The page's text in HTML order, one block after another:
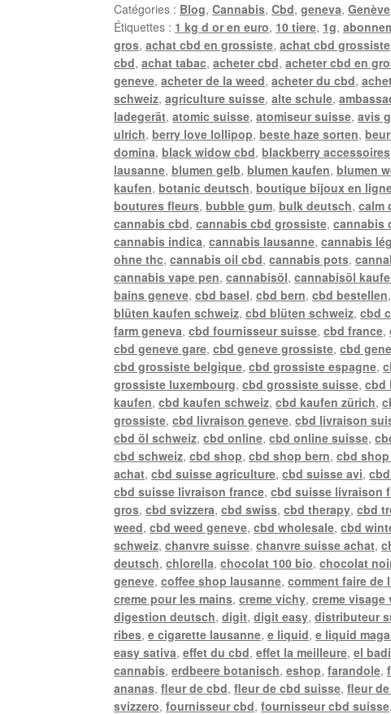
Catégories : Blog,Cannabis,Cbd,geneva,Genève
Étiquettes : 1 kg d or en euro, 10 tiere, 1g,
gros,achat cbd en grossiste,achat cbd grossiste
cbd,achat tabac,acheter cbd,acheter cbd en
geneve,acheter de la weed,acheter du cbd,
schweiz,agriculture suisse,alte schule,
ladegerät,atomic suisse,atomiseur suisse,avis
ulrich,berry love lollipop,beste haze sorten,
domina,black widow cbd,blackberry accessoires
lausanne,blumen gelb,blumen kaufen,blumen
kaufen,botanic deutsch,boutique bijoux en
boutures fleurs,bubble gum,bulk deutsch,calm
cannabis cbd,cannabis cbd grossiste,cannabis
cannabis indica,cannabis lausanne,cannabis
ohne thc,cannabis oil cbd,cannabis pots,
cannabis vape pen,cannabisöl,cannabisöl
bains geneve,cbd basel,cbd bern,cbd bestellen
blüten kaufen schweiz,cbd blüten schweiz,cbd
farm geneva,cbd fournisseur suisse,cbd france,
cbd geneve gare,cbd geneve grossiste,cbd
cbd grossiste belgique,cbd grossiste espagne,
grossiste luxembourg,cbd grossiste suisse,cbd
kaufen,cbd kaufen schweiz,cbd kaufen zürich,
grossiste,cbd livraison geneve,cbd livraison
cbd öl schweiz,cbd online,cbd online suisse,
cbd schweiz,cbd shop,cbd shop bern,cbd
achat,cbd suisse agriculture,cbd suisse avi,
cbd suisse livraison france,cbd suisse livraison
gros,cbd svizzera,cbd swiss,cbd therapy,cbd
weed,cbd weed geneve,cbd wholesale,cbd
schweiz,chanvre suisse,chanvre suisse achat,
deutsch,chlorella,chocolat 100 bio,chocolat
geneve,coffee shop lausanne,comment faire de
creme pour les mains,creme vichy,creme visage
digestion deutsch,digit,digit easy,distributeur
ribes,e cigarette lausanne,e liquid,e liquid
easy sativa,effet du cbd,effet la meilleure,el
cannabis,erdbeere botanisch,eshop,farandole,
ananas,fleur de cbd,fleur de cbd suisse,fleur
svizzero,fournisseur cbd,fournisseur cbd suisse